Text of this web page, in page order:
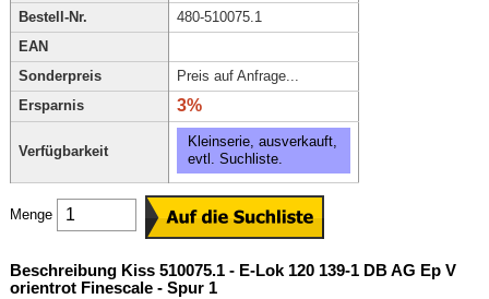
Bestell-Nr.
480-510075.1
EAN
Sonderpreis
Preis auf Anfrage...
Ersparnis
3%
Verfügbarkeit
Kleinserie, ausverkauft,
evtl. Suchliste.
Menge
Beschreibung Kiss 510075.1 - E-Lok 120 139-1 DB AG Ep V
orientrot Finescale - Spur 1